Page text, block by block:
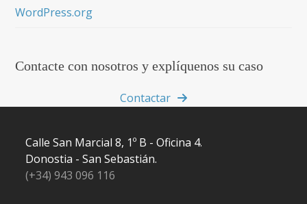
WordPress.org
Contacte con nosotros y explíquenos su caso
Contactar
Calle San Marcial 8, 1º B - Oficina 4.
Donostia - San Sebastián.
(+34) 943 096 116